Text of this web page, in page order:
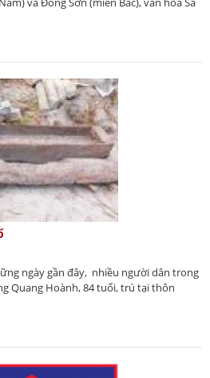
ngày gần đây, nhiều người dân trong
Quang Hoành, 84 tuổi, trú tại thôn